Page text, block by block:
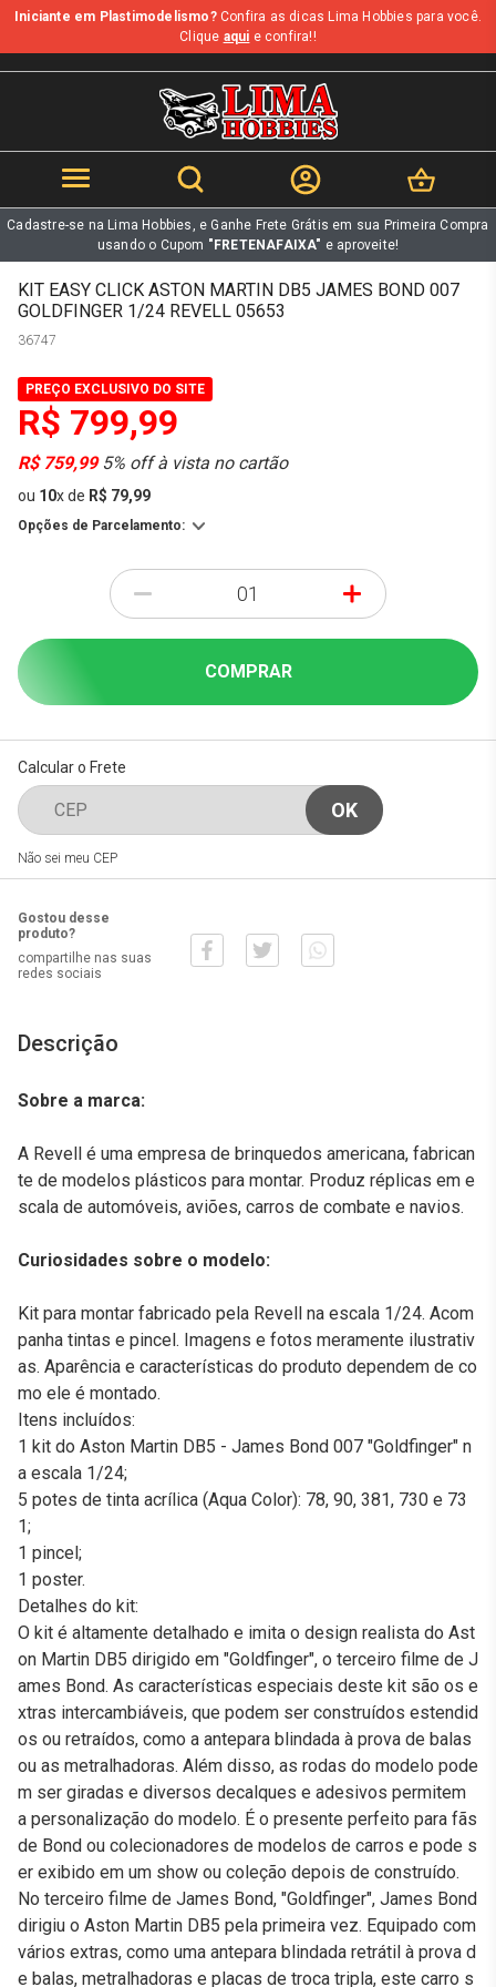
b
Iniciante em Plastimodelismo?Confira as dicas Lima Hobbies para você.
Clique aqui e confira!!
Cadastre-se na Lima Hobbies, e Ganhe Frete Grátis em sua Primeira Compra
usando o Cupom "FRETENAFAIXA" e aproveite!
KIT EASY CLICK ASTON MARTIN DB5 JAMES BOND 007
GOLDFINGER 1/24 REVELL 05653
36747
PREÇO EXCLUSIVO DO SITE
R$ 799,99
R$ 759,995% off à vista no cartão
ou 10xde R$ 79,99
Opções de Parcelamento:
- +
COMPRAR
Calcular o Frete
Não sei meu CEP
Gostou desse
produto?
compartilhe nas suas
redes sociais
Descrição
Sobre a marca:
A Revell é uma empresa de brinquedos americana, fabrican
te de modelos plásticos para montar. Produz réplicas em e
scala de automóveis, aviões, carros de combate e navios.
Curiosidades sobre o modelo:
Kit para montar fabricado pela Revell na escala 1/24. Acom
panha tintas e pincel. Imagens e fotos meramente ilustrativ
as. Aparência e características do produto dependem de co
mo ele é montado.
Itens incluídos:
1 kit do Aston Martin DB5 - James Bond 007 "Goldfinger" n
a escala 1/24;
5 potes de tinta acrílica (Aqua Color): 78, 90, 381, 730 e 73
1;
1 pincel;
1 poster.
Detalhes do kit:
O kit é altamente detalhado e imita o design realista do Ast
on Martin DB5 dirigido em "Goldfinger", o terceiro filme de J
ames Bond. As características especiais deste kit são os e
xtras intercambiáveis, que podem ser construídos estendid
os ou retraídos, como a antepara blindada à prova de balas
ou as metralhadoras. Além disso, as rodas do modelo pode
m ser giradas e diversos decalques e adesivos permitem
a personalização do modelo. É o presente perfeito para fãs
de Bond ou colecionadores de modelos de carros e pode s
er exibido em um show ou coleção depois de construído.
No terceiro filme de James Bond, "Goldfinger", James Bond
dirigiu o Aston Martin DB5 pela primeira vez. Equipado com
vários extras, como uma antepara blindada retrátil à prova d
e balas, metralhadoras e placas de troca tripla, este carro s